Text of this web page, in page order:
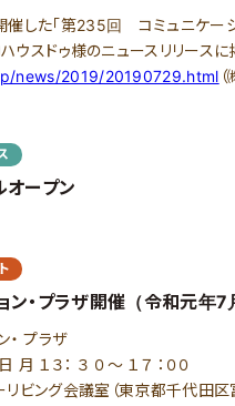
た「第235回 コミュニケーショ
ウスドゥ様のニュースリリースに
news/2019/20190729.html
オープン
ン・プラザ開催（令和元年7
・ プラザ
１３： ３ ０～ １７ ：００
ビング会議室（東京都千代田区